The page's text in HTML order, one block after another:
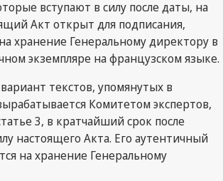
вступают в силу после даты, на
Акт открыт для подписания,
хранение Генеральному директору в
экземпляре на французском языке.
текстов, упомянутых в
Комитетом экспертов,
3, в кратчайший срок после
настоящего Акта. Его аутентичный
на хранение Генеральному